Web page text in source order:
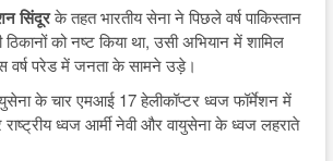
सिंदूरके तहत भारतीय सेना ने पिछले वर्ष पाकिस्तान
को नष्ट किया था, उसी अभियान में शामिल
वर्ष परेड में जनता के सामने उड़े।
के चार एमआई 17 हेलीकॉप्टर ध्वज फॉर्मेशन में
ध्वज आर्मी नेवी और वायुसेना के ध्वज लहराते